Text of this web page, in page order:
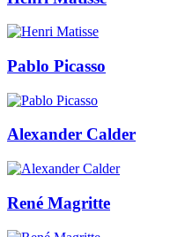
Pablo Picasso
Alexander Calder
René Magritte